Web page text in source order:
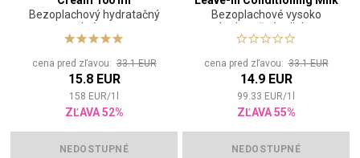
Bezoplachový hydratačný
krém
cena pred zľavou:33.1 EUR
15.8 EUR
158 EUR/1
ZĽAVA 52%
NEDOSTUPNÉ
147 ml
Bezoplachové vysoko
hydratačné mlieko
cena pred zľavou:33.1 EUR
14.9 EUR
99.33 EUR/1
ZĽAVA 55%
NEDOSTUPNÉ